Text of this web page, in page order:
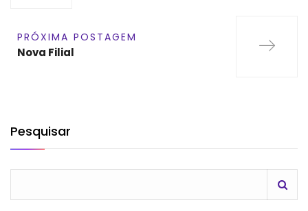
PRÓXIMA POSTAGEM
Nova Filial
Pesquisar